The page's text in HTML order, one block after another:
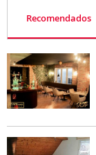
Recomendados